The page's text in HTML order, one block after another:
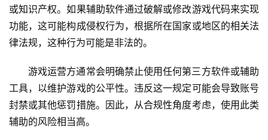
或知识产权。如果辅助软件通过破解或修改游戏代码来实现
功能，这可能构成侵权行为，根据所在国家或地区的相关法
律法规，这种行为可能是非法的。
游戏运营方通常会明确禁止使用任何第三方软件或辅助
工具，以维护游戏的公平性。违反这一规定可能会导致账号
封禁或其他惩罚措施。因此，从合规性角度考虑，使用此类
辅助的风险相当高。